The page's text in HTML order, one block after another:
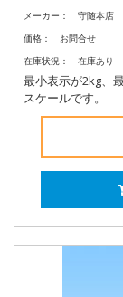
メーカー：
守随本店
価格：
お問合せ
在庫状況：
在庫あり
最小表示が2kg、
スケールです。